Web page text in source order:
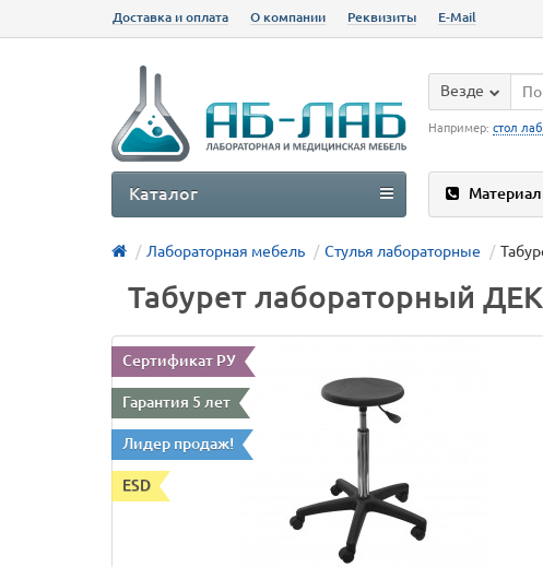
Доставка и оплата О компании Реквизиты E-Mail
Везде
Например: стол
Каталог
Лабораторная мебель Стулья лабораторные
Табурет лабораторный
Сертификат РУ
Гарантия 5 лет
Лидер продаж!
ESD